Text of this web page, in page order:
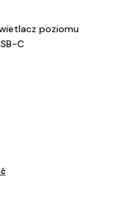
poziomu
C